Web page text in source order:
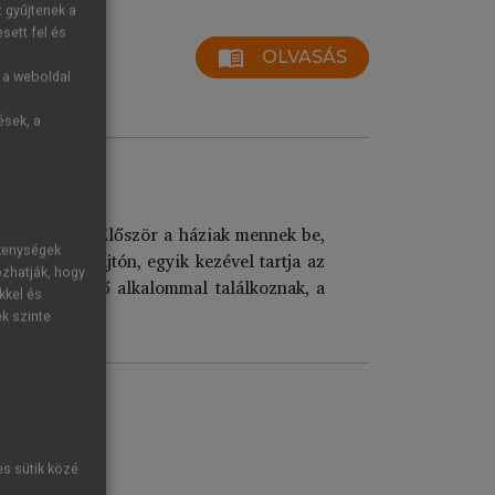
menu_book OLVASÁS
Először a háziak mennek be,
az ajtón, egyik kezével tartja az
s ha első alkalommal találkoznak, a
a
fel és
weboldal
a
hogy
és
szinte
sütik közé